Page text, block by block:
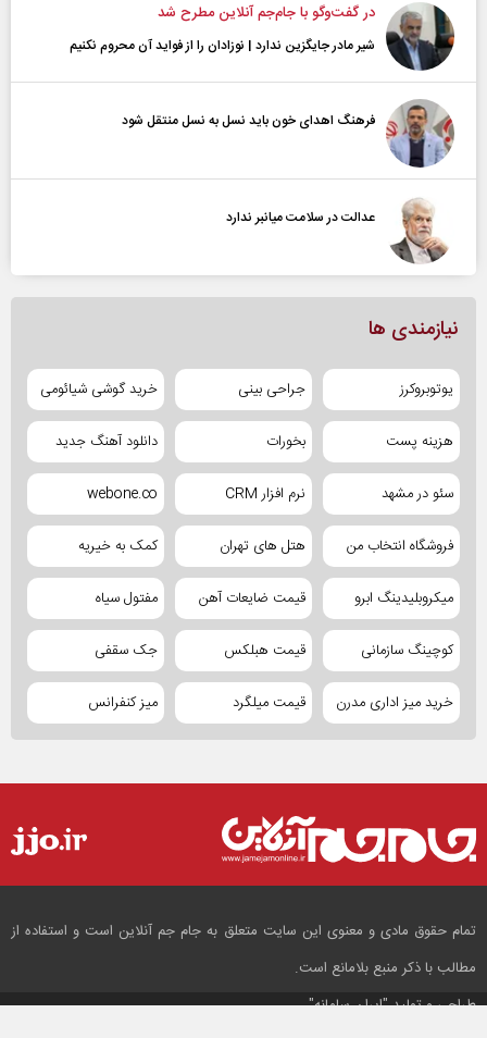
در گفت‌و‌گو با جام‌جم آنلاین مطرح شد
شیر مادر جایگزین ندارد | نوزادان را از فواید آن محروم نکنیم
فرهنگ اهدای خون باید نسل به نسل منتقل شود
عدالت در سلامت میانبر ندارد
نیازمندی ها
یوتوبروکرز جراحی بینی خرید گوشی شیائومی
هزینه پست بخورات دانلود آهنگ جدید
سئو در مشهد نرم افزار CRM webone.co
فروشگاه انتخاب من هتل های تهران کمک به خیریه
میکروبلیدینگ ابرو قیمت ضایعات آهن مفتول سیاه
کوچینگ سازمانی قیمت هبلکس جک سقفی
خرید میز اداری مدرن قیمت میلگرد میز کنفرانس
تمام حقوق مادی و معنوی این سایت متعلق به جام جم آنلاین است و استفاده از
مطالب با ذکر منبع بلامانع است.
طراحی و تولید"ایران سامانه"